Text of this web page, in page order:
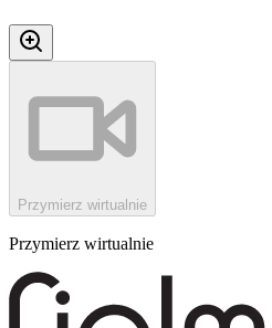
Przymierz wirtualnie
Przymierz wirtualnie